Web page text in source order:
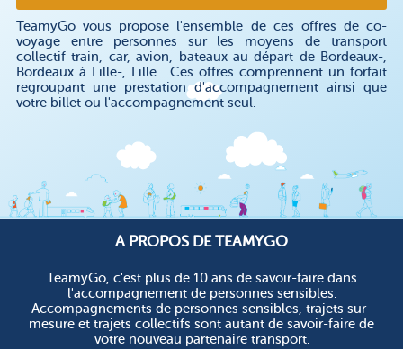
TeamyGo vous propose l'ensemble de ces offres de co-
voyage entre personnes sur les moyens de transport
collectif train, car, avion, bateaux au départ de Bordeaux-,
Bordeaux à Lille-, Lille . Ces offres comprennent un forfait
regroupant une prestation d'accompagnement ainsi que
votre billet ou l'accompagnement seul.
A PROPOS DE TEAMYGO
TeamyGo, c'est plus de 10 ans de savoir-faire dans
l'accompagnement de personnes sensibles.
Accompagnements de personnes sensibles, trajets sur-
mesure et trajets collectifs sont autant de savoir-faire de
votre nouveau partenaire transport.